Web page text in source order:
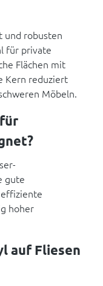
und robusten
für private
Flächen mit
Kern reduziert
Möbeln.
gute
hoher
auf Fliesen